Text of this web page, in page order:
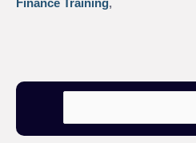
Finance Training,